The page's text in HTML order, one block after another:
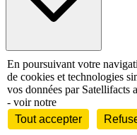
techniquesDiversifications
International
En poursuivant votre
de cookies et technologies
vos données par Satellifacts
- voir notre
Tout accepter